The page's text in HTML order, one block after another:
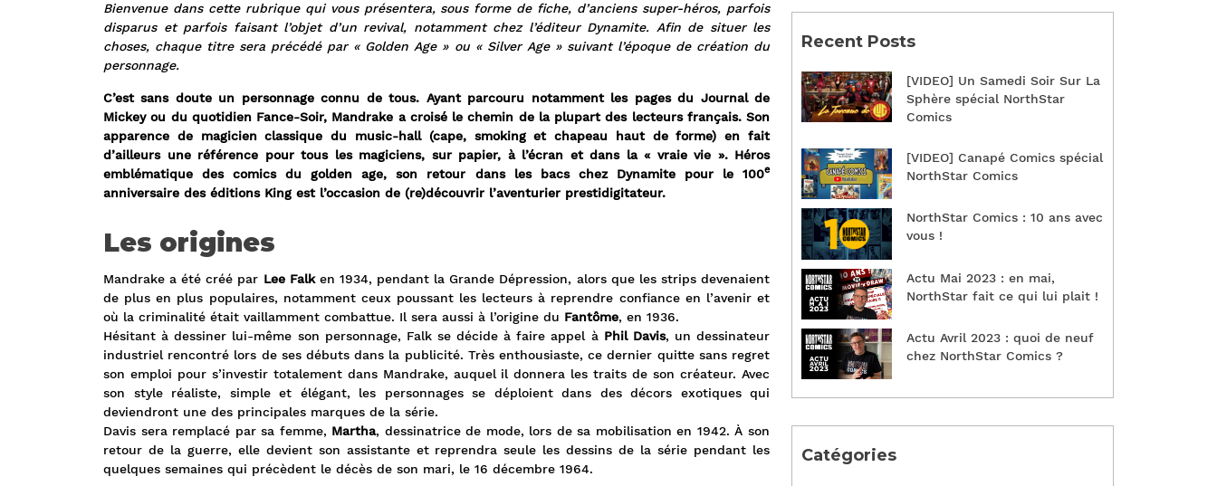
Bienvenue dans cette rubrique qui vous présentera, sous forme de fiche, d’anciens super-héros, parfois
disparus et parfois faisant l’objet d’un revival, notamment chez l’éditeur Dynamite. Afin de situer les
choses, chaque titre sera précédé par « Golden Age » ou « Silver Age » suivant l’époque de création du
personnage.
C’est sans doute un personnage connu de tous. Ayant parcouru notamment les pages du Journal de
Mickey ou du quotidien Fance-Soir, Mandrake a croisé le chemin de la plupart des lecteurs français. Son
apparence de magicien classique du music-hall (cape, smoking et chapeau haut de forme) en fait
d’ailleurs une référence pour tous les magiciens, sur papier, à l’écran et dans la « vraie vie ». Héros
emblématique des comics du golden age, son retour dans les bacs chez Dynamite pour le 100e
anniversaire des éditions King est l’occasion de (re)découvrir l’aventurier prestidigitateur.
Les origines
Mandrake a été créé par Lee Falken 1934, pendant la Grande Dépression, alors que les strips devenaient
de plus en plus populaires, notamment ceux poussant les lecteurs à reprendre confiance en l’avenir et
où la criminalité était vaillamment combattue. Il sera aussi à l’origine du Fantôme, en 1936.
Hésitant à dessiner lui-même son personnage, Falk se décide à faire appel à Phil Davis, un dessinateur
industriel rencontré lors de ses débuts dans la publicité. Très enthousiaste, ce dernier quitte sans regret
son emploi pour s’investir totalement dans Mandrake, auquel il donnera les traits de son créateur. Avec
son style réaliste, simple et élégant, les personnages se déploient dans des décors exotiques qui
deviendront une des principales marques de la série.
Davis sera remplacé par sa femme, Martha, dessinatrice de mode, lors de sa mobilisation en 1942. À son
retour de la guerre, elle devient son assistante et reprendra seule les dessins de la série pendant les
quelques semaines qui précèdent le décès de son mari, le 16 décembre 1964.
Recent Posts
[VIDEO] Un Samedi Soir Sur La
Sphère spécial NorthStar
Comics
[VIDEO] Canapé Comics spécial
NorthStar Comics
NorthStar Comics : 10 ans avec
vous !
Actu Mai 2023 : en mai,
NorthStar fait ce qui lui plait !
Actu Avril 2023 : quoi de neuf
chez NorthStar Comics ?
Catégories